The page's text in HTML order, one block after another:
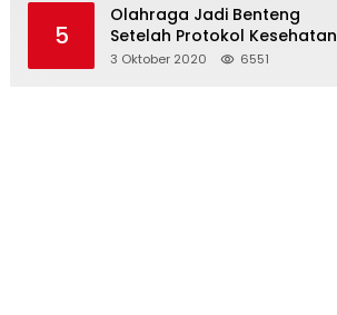
5
Olahraga Jadi Benteng
Setelah Protokol Kesehatan
3 Oktober 2020 6551